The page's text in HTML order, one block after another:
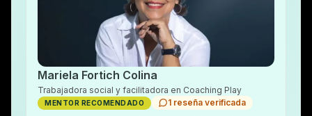
Mariela Fortich Colina
Trabajadora social y facilitadora en Coaching Play
MENTOR RECOMENDADO 1 reseña verificada